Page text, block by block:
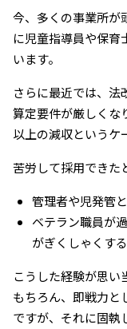
今、多くの事業所が
に児童指導員や保育
います。
さらに最近では、法
算定要件が厳しくな
以上の減収というケ
苦労して採用できた
管理者や児発管
ベテラン職員が
がぎくしゃくする
こうした経験が思い
もちろん、即戦力と
ですが、それに固執